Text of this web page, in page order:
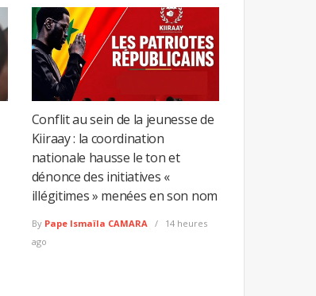
Conflit au sein de la jeunesse de
Kiiraay : la coordination
nationale hausse le ton et
dénonce des initiatives «
illégitimes » menées en son nom
By Pape Ismaïla CAMARA
14 heures
ago